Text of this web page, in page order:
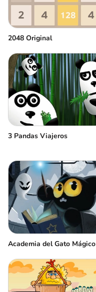
2048 Original
3 Pandas Viajeros
Academia del Gato Mágico